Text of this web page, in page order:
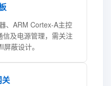
、ARM Cortex-A主控
及电源管理，需关注
蔽设计。
关